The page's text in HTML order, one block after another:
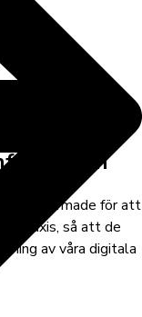
är utformade för att
praxis, så att de
av våra digitala